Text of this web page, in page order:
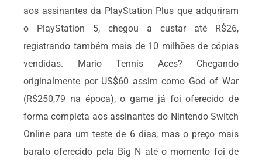
aos assinantes da PlayStation Plus que adquriram
o PlayStation 5, chegou a custar até R$26,
registrando também mais de 10 milhões de cópias
vendidas. Mario Tennis Aces? Chegando
originalmente por US$60 assim como God of War
(R$250,79 na época), o game já foi oferecido de
forma completa aos assinantes do Nintendo Switch
Online para um teste de 6 dias, mas o preço mais
barato oferecido pela Big N até o momento foi de